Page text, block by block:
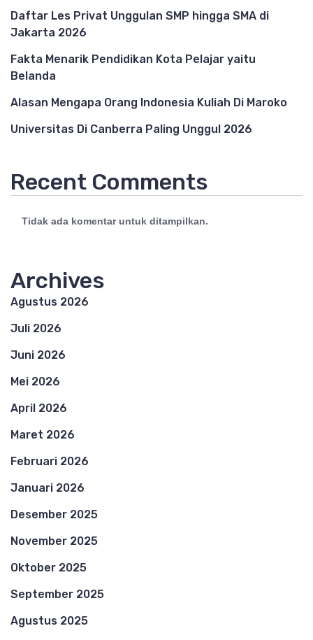
Daftar Les Privat Unggulan SMP hingga SMA di
Jakarta 2026
Fakta Menarik Pendidikan Kota Pelajar yaitu
Belanda
Alasan Mengapa Orang Indonesia Kuliah Di Maroko
Universitas Di Canberra Paling Unggul 2026
Recent Comments
Tidak ada komentar untuk ditampilkan.
Archives
Agustus 2026
Juli 2026
Juni 2026
Mei 2026
April 2026
Maret 2026
Februari 2026
Januari 2026
Desember 2025
November 2025
Oktober 2025
September 2025
Agustus 2025